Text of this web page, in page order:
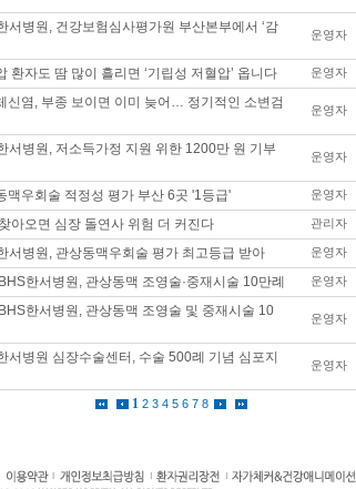
서병원, 건강보험심사평가원 부산본부에서 ‘감
운영자
환자도 땀 많이 흘리면 ‘기립성 저혈압’ 옵니다 운영자
신염, 부종 보이면 이미 늦어… 정기적인 소변검
운영자
서병원, 저소득가정 지원 위한 1200만 원 기부
운영자
맥우회술 적정성 평가 부산 6곳 '1등급' 운영자
아오면 심장 돌연사 위험 더 커진다 관리자
서병원, 관상동맥우회술 평가 최고등급 받아 운영자
한서병원, 관상동맥 조영술·중재시술 10만례 운영자
한서병원, 관상동맥 조영술 및 중재시술 10
운영자
서병원 심장수술센터, 수술 500례 기념 심포지
운영자
1 2 3 4 5 6 7 8